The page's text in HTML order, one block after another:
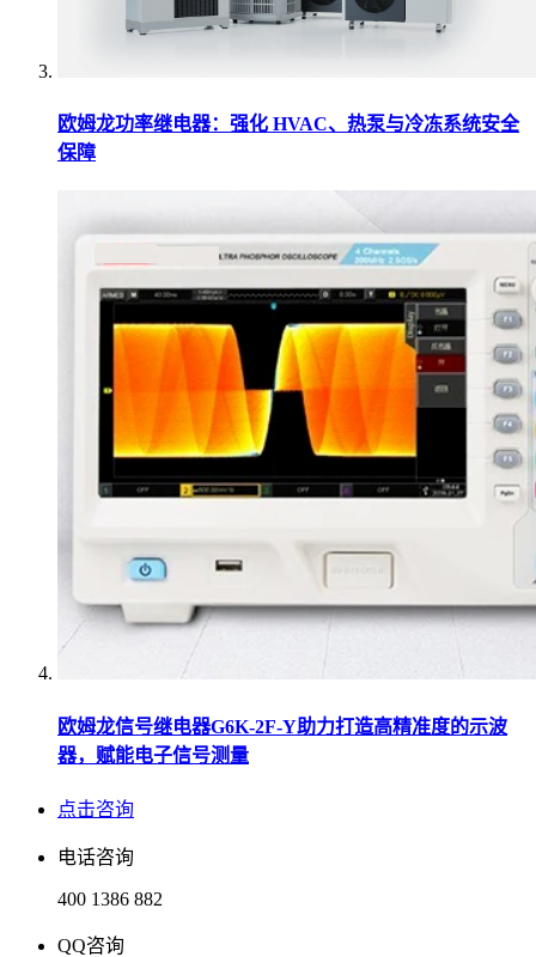
欧姆龙功率继电器：强化 HVAC、热泵与冷冻系统安全
保障
欧姆龙信号继电器G6K-2F-Y助力打造高精准度的示波
器，赋能电子信号测量
点击咨询
电话咨询
400 1386 882
QQ咨询